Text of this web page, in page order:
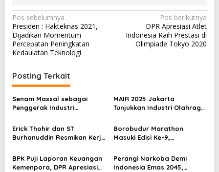
N
a
v
i
g
a
s
i
p
o
s
Pos sebelumnya
Presiden : Hakteknas 2021,
Dijadikan Momentum
Percepatan Peningkatan
Kedaulatan Teknologi
Pos berikutnya
DPR Apresiasi Atlet
Indonesia Raih Prestasi di
Olimpiade Tokyo 2020
Posting Terkait
Senam Massal sebagai
Penggerak Industri
2025 untuk Ekonomi
Nasional
MAIR 2025 Jakarta
Tunjukkan Industri Olahraga
Erick Thohir dan ST
Burhanuddin Resmikan Kerja
Program Pemuda dan
Olahraga
Borobudur Marathon
Masuki Edisi Ke-9,
Kolaborasi
BPK Puji Laporan Keuangan
Kemenpora, DPR Apresiasi
Perangi Narkoba Demi
Indonesia Emas 2045,